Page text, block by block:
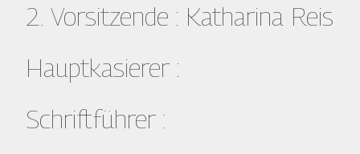
2. Vorsitzende : Katharina Reis
Hauptkasierer :
Schriftführer :